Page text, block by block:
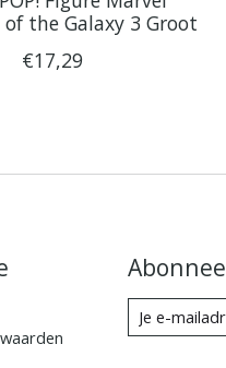
the Galaxy 3 Groot
€17,29